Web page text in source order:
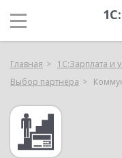
Главная
1С:Зарплата и
Выбор партнёра